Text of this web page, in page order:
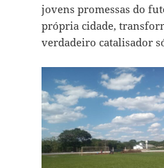
jovens promessas do
própria cidade,
verdadeiro catalisador